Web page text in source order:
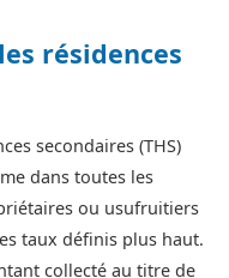
résidences
secondaires (THS)
dans toutes les
ou usufruitiers
taux définis plus haut.
collecté au titre de